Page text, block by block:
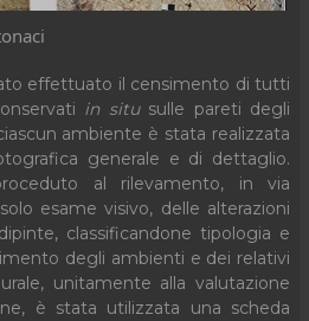
effettuato il censimento di tutti
in situsulle pareti degli
ambiente è stata realizzata
generale e di dettaglio.
al rilevamento, in via
esame visivo, delle alterazioni
classificandone tipologia e
degli ambienti e dei relativi
unitamente alla valutazione
è stata utilizzata una scheda